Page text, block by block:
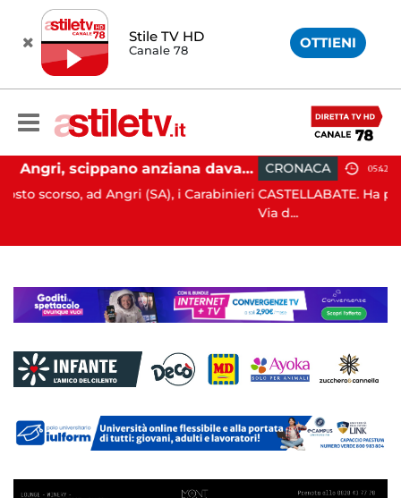
Stile TV HD
Canale 78 OTTIENI
Angri, scippano anziana davanti ad un negozio: tre arresti
(SA), i Carabinieri
CRONACA 05:42
CASTELLABATE. Ha perso il controllo della